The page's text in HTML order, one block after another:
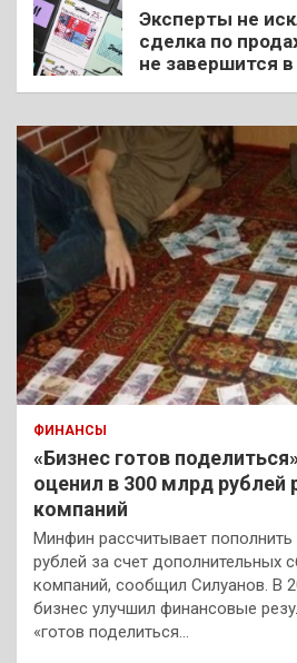
Эксперты не
сделка по
не завершится
ФИНАНСЫ
«Бизнес готов
оценил в 300 млрд рублей
компаний
Минфин рассчитывает
рублей за счет дополнительных
компаний, сообщил Силуанов. В
бизнес улучшил финансовые
«готов поделиться…